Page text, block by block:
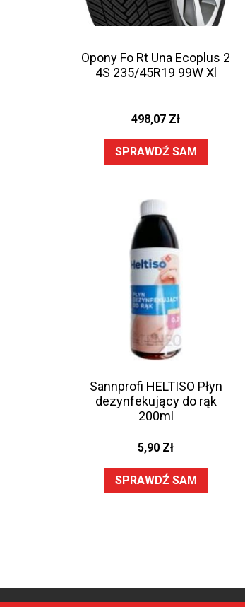
Opony Fo Rt Una Ecoplus 2
4S 235/45R19 99W Xl
498,07 Zł
SPRAWDŹ SAM
Sannprofi HELTISO Płyn
dezynfekujący do rąk
200ml
5,90 Zł
SPRAWDŹ SAM